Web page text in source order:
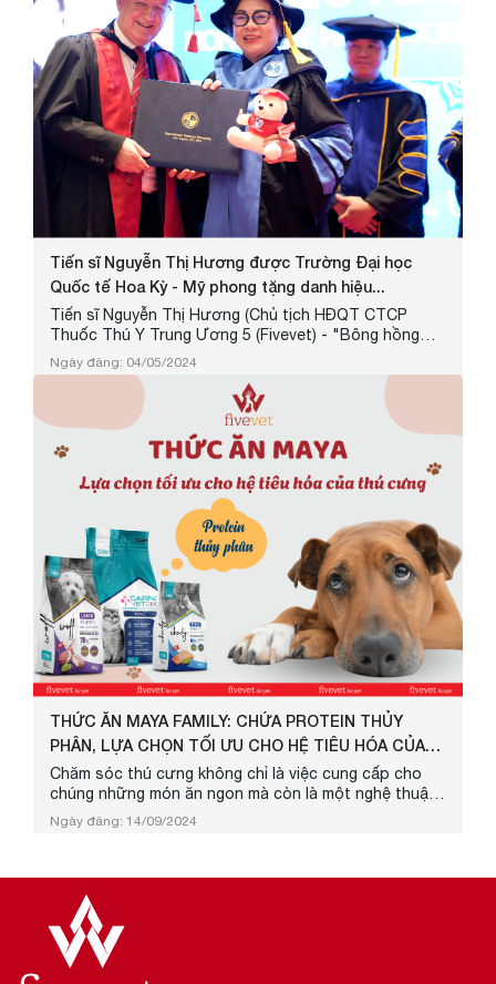
Tiến sĩ Nguyễn Thị Hương được Trường Đại học
Quốc tế Hoa Kỳ - Mỹ phong tặng danh hiệu...
Tiến sĩ Nguyễn Thị Hương (Chủ tịch HĐQT CTCP
Thuốc Thú Y Trung Ương 5 (Fivevet) - "Bông hồng
thép" của ngành Thú Y Việt Nam - là một tấm gương
sáng cho sự học hỏi không ngừng và nhà lãnh đạo
Ngày đăng: 04/05/2024
THỨC ĂN MAYA FAMILY: CHỨA PROTEIN THỦY
PHÂN, LỰA CHỌN TỐI ƯU CHO HỆ TIÊU HÓA CỦA
THÚ ...
Chăm sóc thú cưng không chỉ là việc cung cấp cho
chúng những món ăn ngon mà còn là một nghệ thuật
trong việc chọn lựa thức ăn phù hợp với sức khỏe
của chúng. Maya Family hiểu rằng sự lựa chọn đúng
ra mắt dòng sản phẩm thức ăn cho chó mèo được
làm từ Protein thủy phân với h...
Ngày đăng: 14/09/2024